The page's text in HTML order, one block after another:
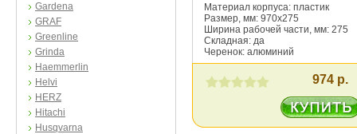
Gardena
GRAF
Greenline
Grinda
Haemmerlin
Helvi
HERZ
Hitachi
Husqvarna
Материал корпуса: пластик
Размер, мм: 970х275
Ширина рабочей части, мм: 275
Складная: да
Черенок: алюминий
974 р.